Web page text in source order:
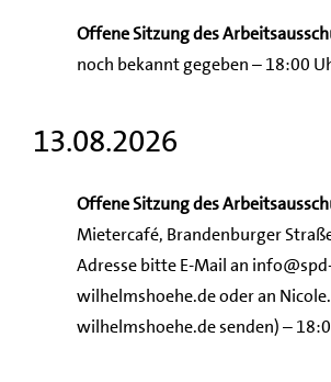
Offene Sitzung des
noch bekannt gegeben – 18:00
13.08.2026
Offene Sitzung des
Mietercafé, Brandenburger
Adresse bitte E-Mail an
wilhelmshoehe.de oder an
wilhelmshoehe.de senden) –